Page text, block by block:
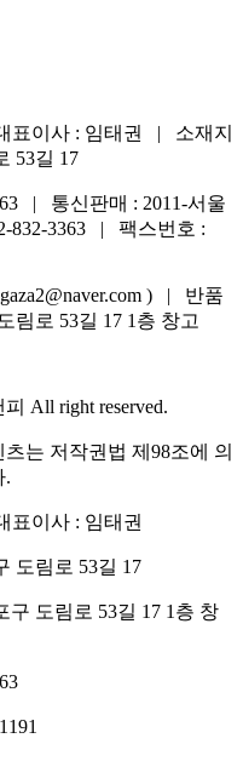
표이사 : 임태권 | 소재지
53길 17
| 통신판매 : 2011-서울
832-3363 | 팩스번호 :
) | 반품
림로 53길 17 1층 창고
All right reserved.
는 저작권법 제98조에 의
.
이사 : 임태권
도림로 53길 17
도림로 53길 17 1층 창